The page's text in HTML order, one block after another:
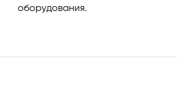
оборудования.